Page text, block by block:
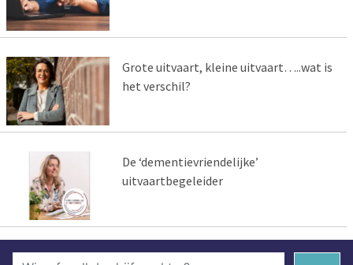
Grote uitvaart, kleine uitvaart…..wat is
het verschil?
De ‘dementievriendelijke’
uitvaartbegeleider